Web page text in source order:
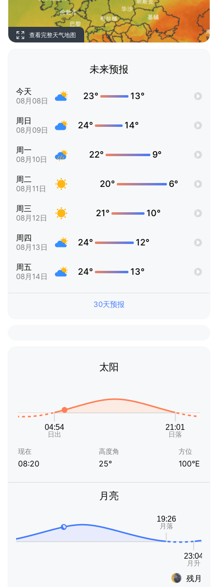
查看完整天气地图
未来预报
今天
08月08日 23° 13°
周日
08月09日 24° 14°
周一
08月10日 22° 9°
周二
08月11日 20° 6°
周三
08月12日 21° 10°
周四
08月13日 24° 12°
周五
08月14日 24° 13°
30天预报
太阳
现在
08:20
高度角
25°
方位
100°E
月亮
残月